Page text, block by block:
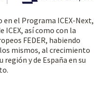
en el Programa ICEX-Next,
ICEX, así como con la
FEDER, habiendo
mismos, al crecimiento
y de España en su